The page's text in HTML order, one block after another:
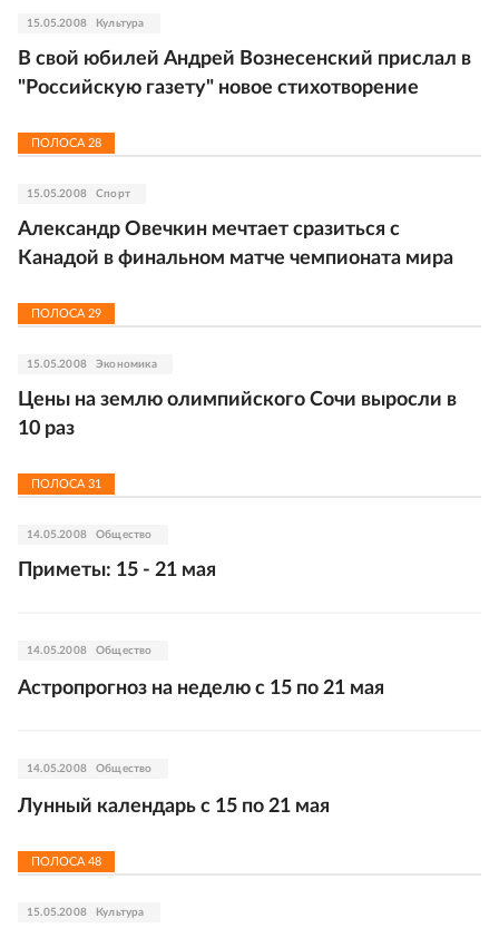
15.05.2008 Культура
В свой юбилей Андрей Вознесенский прислал в
"Российскую газету" новое стихотворение
ПОЛОСА 28
15.05.2008 Спорт
Александр Овечкин мечтает сразиться с
Канадой в финальном матче чемпионата мира
ПОЛОСА 29
15.05.2008 Экономика
Цены на землю олимпийского Сочи выросли в
10 раз
ПОЛОСА 31
14.05.2008 Общество
Приметы: 15 - 21 мая
14.05.2008 Общество
Астропрогноз на неделю с 15 по 21 мая
14.05.2008 Общество
Лунный календарь с 15 по 21 мая
ПОЛОСА 48
15.05.2008 Культура